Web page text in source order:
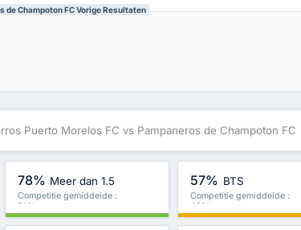
de Champoton FC Vorige Resultaten
Puerto Morelos FC vs Pampaneros de Champoton FC
78% Meer dan 1.5
Competitie gemiddelde :
74%
57% BTS
Competitie gemiddelde :
46%